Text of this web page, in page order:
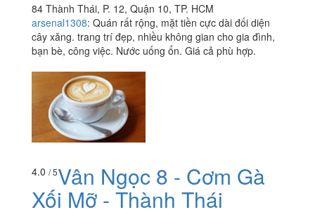
84 Thành Thái, P. 12, Quận 10, TP. HCM
arsenal1308: Quán rất rộng, mặt tiền cực dài đối diện
cây xăng. trang trí đẹp, nhiều không gian cho gia đình,
bạn bè, công việc. Nước uống ổn. Giá cả phù hợp.
4.0 / 5Vân Ngọc 8 - Cơm Gà
Xối Mỡ - Thành Thái